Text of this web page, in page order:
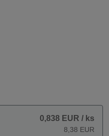
0,838 EUR / ks
8,38 EUR